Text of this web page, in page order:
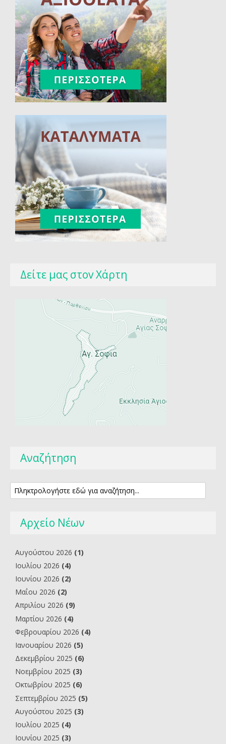
Δείτε μας στοv Χάρτη
Αναζήτηση
Αρχείο Νέων
Αυγούστου 2026 (1)
Ιουλίου 2026 (4)
Ιουνίου 2026 (2)
Μαΐου 2026 (2)
Απριλίου 2026 (9)
Μαρτίου 2026 (4)
Φεβρουαρίου 2026 (4)
Ιανουαρίου 2026 (5)
Δεκεμβρίου 2025 (6)
Νοεμβρίου 2025 (3)
Οκτωβρίου 2025 (6)
Σεπτεμβρίου 2025 (5)
Αυγούστου 2025 (3)
Ιουλίου 2025 (4)
Ιουνίου 2025 (3)